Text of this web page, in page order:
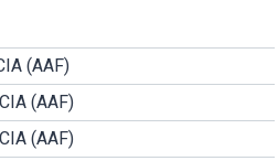
(AAF)
(AAF)
(AAF)